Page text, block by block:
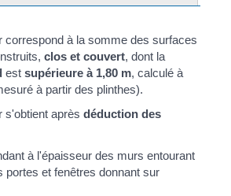
correspond à la somme des surfaces
clos et couvert, dont la
estsupérieure à 1,80 m, calculé à
à partir des plinthes).
s'obtient aprèsdéduction des
à l'épaisseur des murs entourant
portes et fenêtres donnant sur